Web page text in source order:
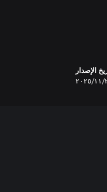
Go up against a rogue's
totally unique, featuring
الإصدار